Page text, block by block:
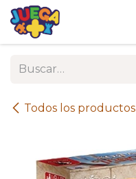
Ir al contenido
Todos los productos